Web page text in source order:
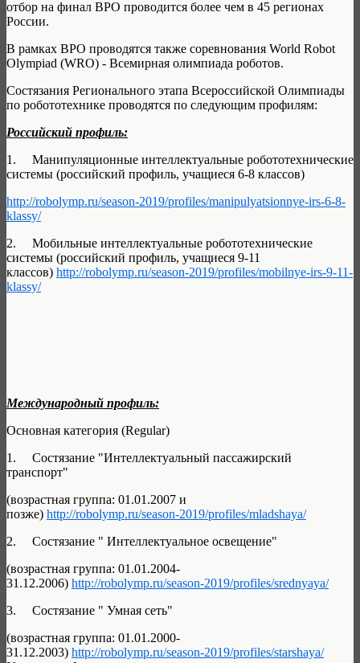
отбор на финал ВРО проводится более чем в 45 регионах
России.
В рамках ВРО проводятся также соревнования World Robot
Olympiad (WRO) - Всемирная олимпиада роботов.
Состязания Регионального этапа Всероссийской Олимпиады
по робототехнике проводятся по следующим профилям:
Российский профиль:
1. Манипуляционные интеллектуальные робототехнические
системы (российский профиль, учащиеся 6-8 классов)
http://robolymp.ru/season-2019/profiles/manipulyatsionnye-irs-6-8-
klassy/
2. Мобильные интеллектуальные робототехнические
системы (российский профиль, учащиеся 9-11
классов) http://robolymp.ru/season-2019/profiles/mobilnye-irs-9-11-
klassy/
Международный профиль:
Основная категория (Regular)
1. Состязание "Интеллектуальный пассажирский
транспорт"
(возрастная группа: 01.01.2007 и
позже) http://robolymp.ru/season-2019/profiles/mladshaya/
2. Состязание " Интеллектуальное освещение"
(возрастная группа: 01.01.2004-
31.12.2006) http://robolymp.ru/season-2019/profiles/srednyaya/
3. Состязание " Умная сеть"
(возрастная группа: 01.01.2000-
31.12.2003) http://robolymp.ru/season-2019/profiles/starshaya/